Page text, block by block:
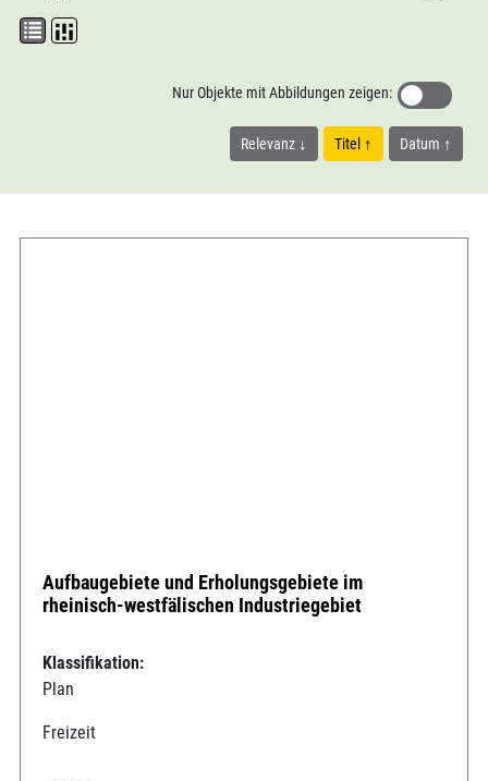
Relevanz Titel Datum
Nur Objekte mit Abbildungen zeigen:
Aufbaugebiete und Erholungsgebiete im
rheinisch-westfälischen Industriegebiet
Klassifikation:
Plan
Freizeit